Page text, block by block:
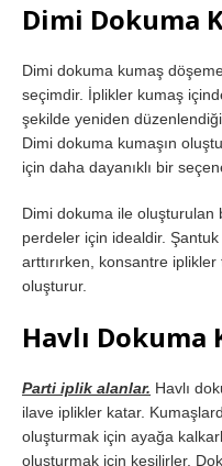
Dimi Dokuma
Dimi dokuma kumaş
seçimdir. İplikler kumaş
şekilde yeniden
Dimi dokuma kumaşın
için daha dayanıklı bir
Dimi dokuma ile oluşturulan
perdeler için idealdir.
arttırırken, konsantre iplikler
oluşturur.
Havlı Dokuma
Parti iplik alanlar. Havlı
ilave iplikler katar.
oluşturmak için ayağa
oluşturmak için kesilirler.